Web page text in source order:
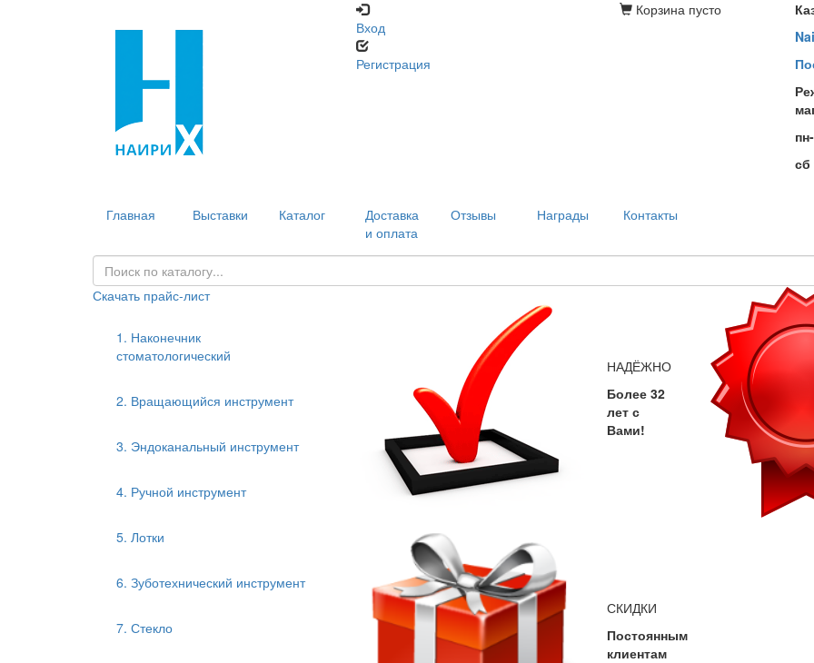
Вход
Регистрация
Корзина пусто
сб
Главная Выставки Каталог
Доставка
и оплата
Отзывы Награды Контакты
Скачать прайс-лист
1. Наконечник
стоматологический
2. Вращающийся инструмент
3. Эндоканальный инструмент
4. Ручной инструмент
5. Лотки
6. Зуботехнический инструмент
7. Стекло
НАДЁЖНО
Более 32
лет с
Вами!
СКИДКИ
Постоянным
клиентам